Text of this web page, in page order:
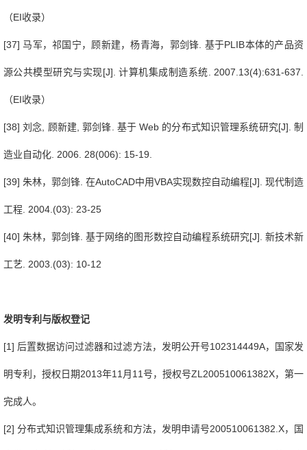
（EI收录）
[37]马军，祁国宁，顾新建，杨青海，郭剑锋 基于PLIB本体的产品资
源公共模型研究与实现[J].计算机集成制造系统 . 2007.13(4):631-637.
（EI收录）
[38]刘念 顾新建,郭剑锋 基于Web 的分布式知识管理系统研究[J].制
造业自动化 . 2006. 28(006): 15-19.
[39] 朱林，郭剑锋 在AutoCAD中用VBA实现数控自动编程[J]. 现代制造
工程 . 2004.(03): 23-25
[40]朱林，郭剑锋 .基于网络的图形数控自动编程系统研究[J]. 新技术新
工艺 . 2003.(03): 10-12
发明专利与版权登记
[1] 后置数据访问过滤器和过滤方法，发明公开号102314449A，国家发
明专利，授权日期2013年11 月 11号，授权号ZL200510061382X，第一
完成人。
[2]分布式知识管理集成系统和方法，发明申请号200510061382.X，国